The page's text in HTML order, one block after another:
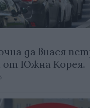
да внася
от Южна Корея.